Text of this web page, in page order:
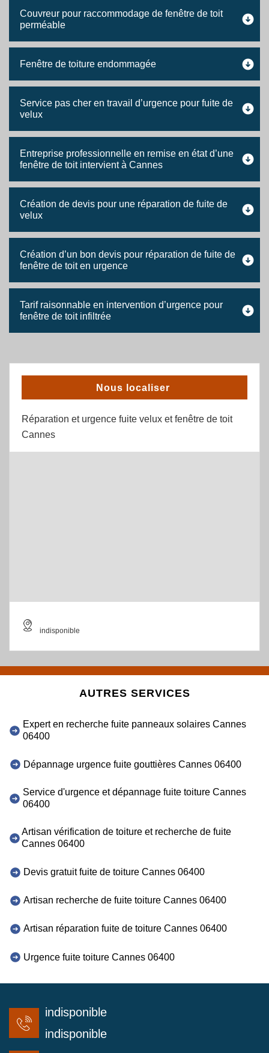
Couvreur pour raccommodage de fenêtre de toit
perméable
Fenêtre de toiture endommagée
Service pas cher en travail d’urgence pour fuite de
velux
Entreprise professionnelle en remise en état d’une
fenêtre de toit intervient à Cannes
Création de devis pour une réparation de fuite de
velux
Création d’un bon devis pour réparation de fuite de
fenêtre de toit en urgence
Tarif raisonnable en intervention d’urgence pour
fenêtre de toit infiltrée
Nous localiser
Réparation et urgence fuite velux et fenêtre de toit
Cannes
indisponible
AUTRES SERVICES
Expert en recherche fuite panneaux solaires Cannes
06400
Dépannage urgence fuite gouttières Cannes 06400
Service d'urgence et dépannage fuite toiture Cannes
06400
Artisan vérification de toiture et recherche de fuite
Cannes 06400
Devis gratuit fuite de toiture Cannes 06400
Artisan recherche de fuite toiture Cannes 06400
Artisan réparation fuite de toiture Cannes 06400
Urgence fuite toiture Cannes 06400
indisponible
indisponible